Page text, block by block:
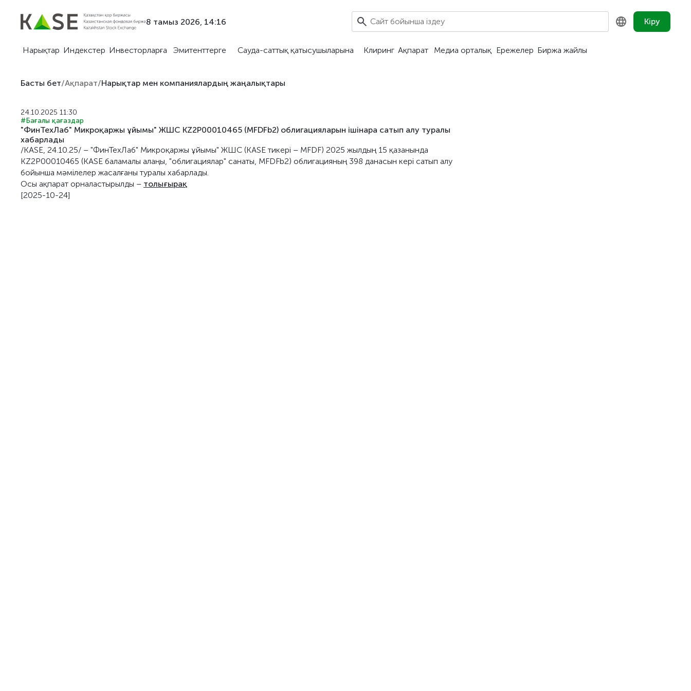
8 тамыз 2026, 14:16 Кіру
Нарықтар Индекстер Инвесторларға Эмитенттерге Сауда-саттық қатысушыларына Клиринг Ақпарат Медиа орталық Ережелер Биржа жайлы
Басты бет/Ақпарат/Нарықтар мен компаниялардың жаңалықтары
24.10.2025 11:30
#Бағалы қағаздар
"ФинТехЛаб" Микроқаржы ұйымы" ЖШС KZ2P00010465 (MFDFb2) облигацияларын ішінара сатып алу туралы
хабарлады
/KASE, 24.10.25/ – "ФинТехЛаб" Микроқаржы ұйымы" ЖШС (KASE тикері – MFDF) 2025 жылдың 15 қазанында
KZ2P00010465 (KASE баламалы алаңы, "облигациялар" санаты, MFDFb2) облигацияның 398 данасын кері сатып алу
бойынша мәмілелер жасалғаны туралы хабарлады.
Осы ақпарат орналастырылды – толығырақ
[2025-10-24]